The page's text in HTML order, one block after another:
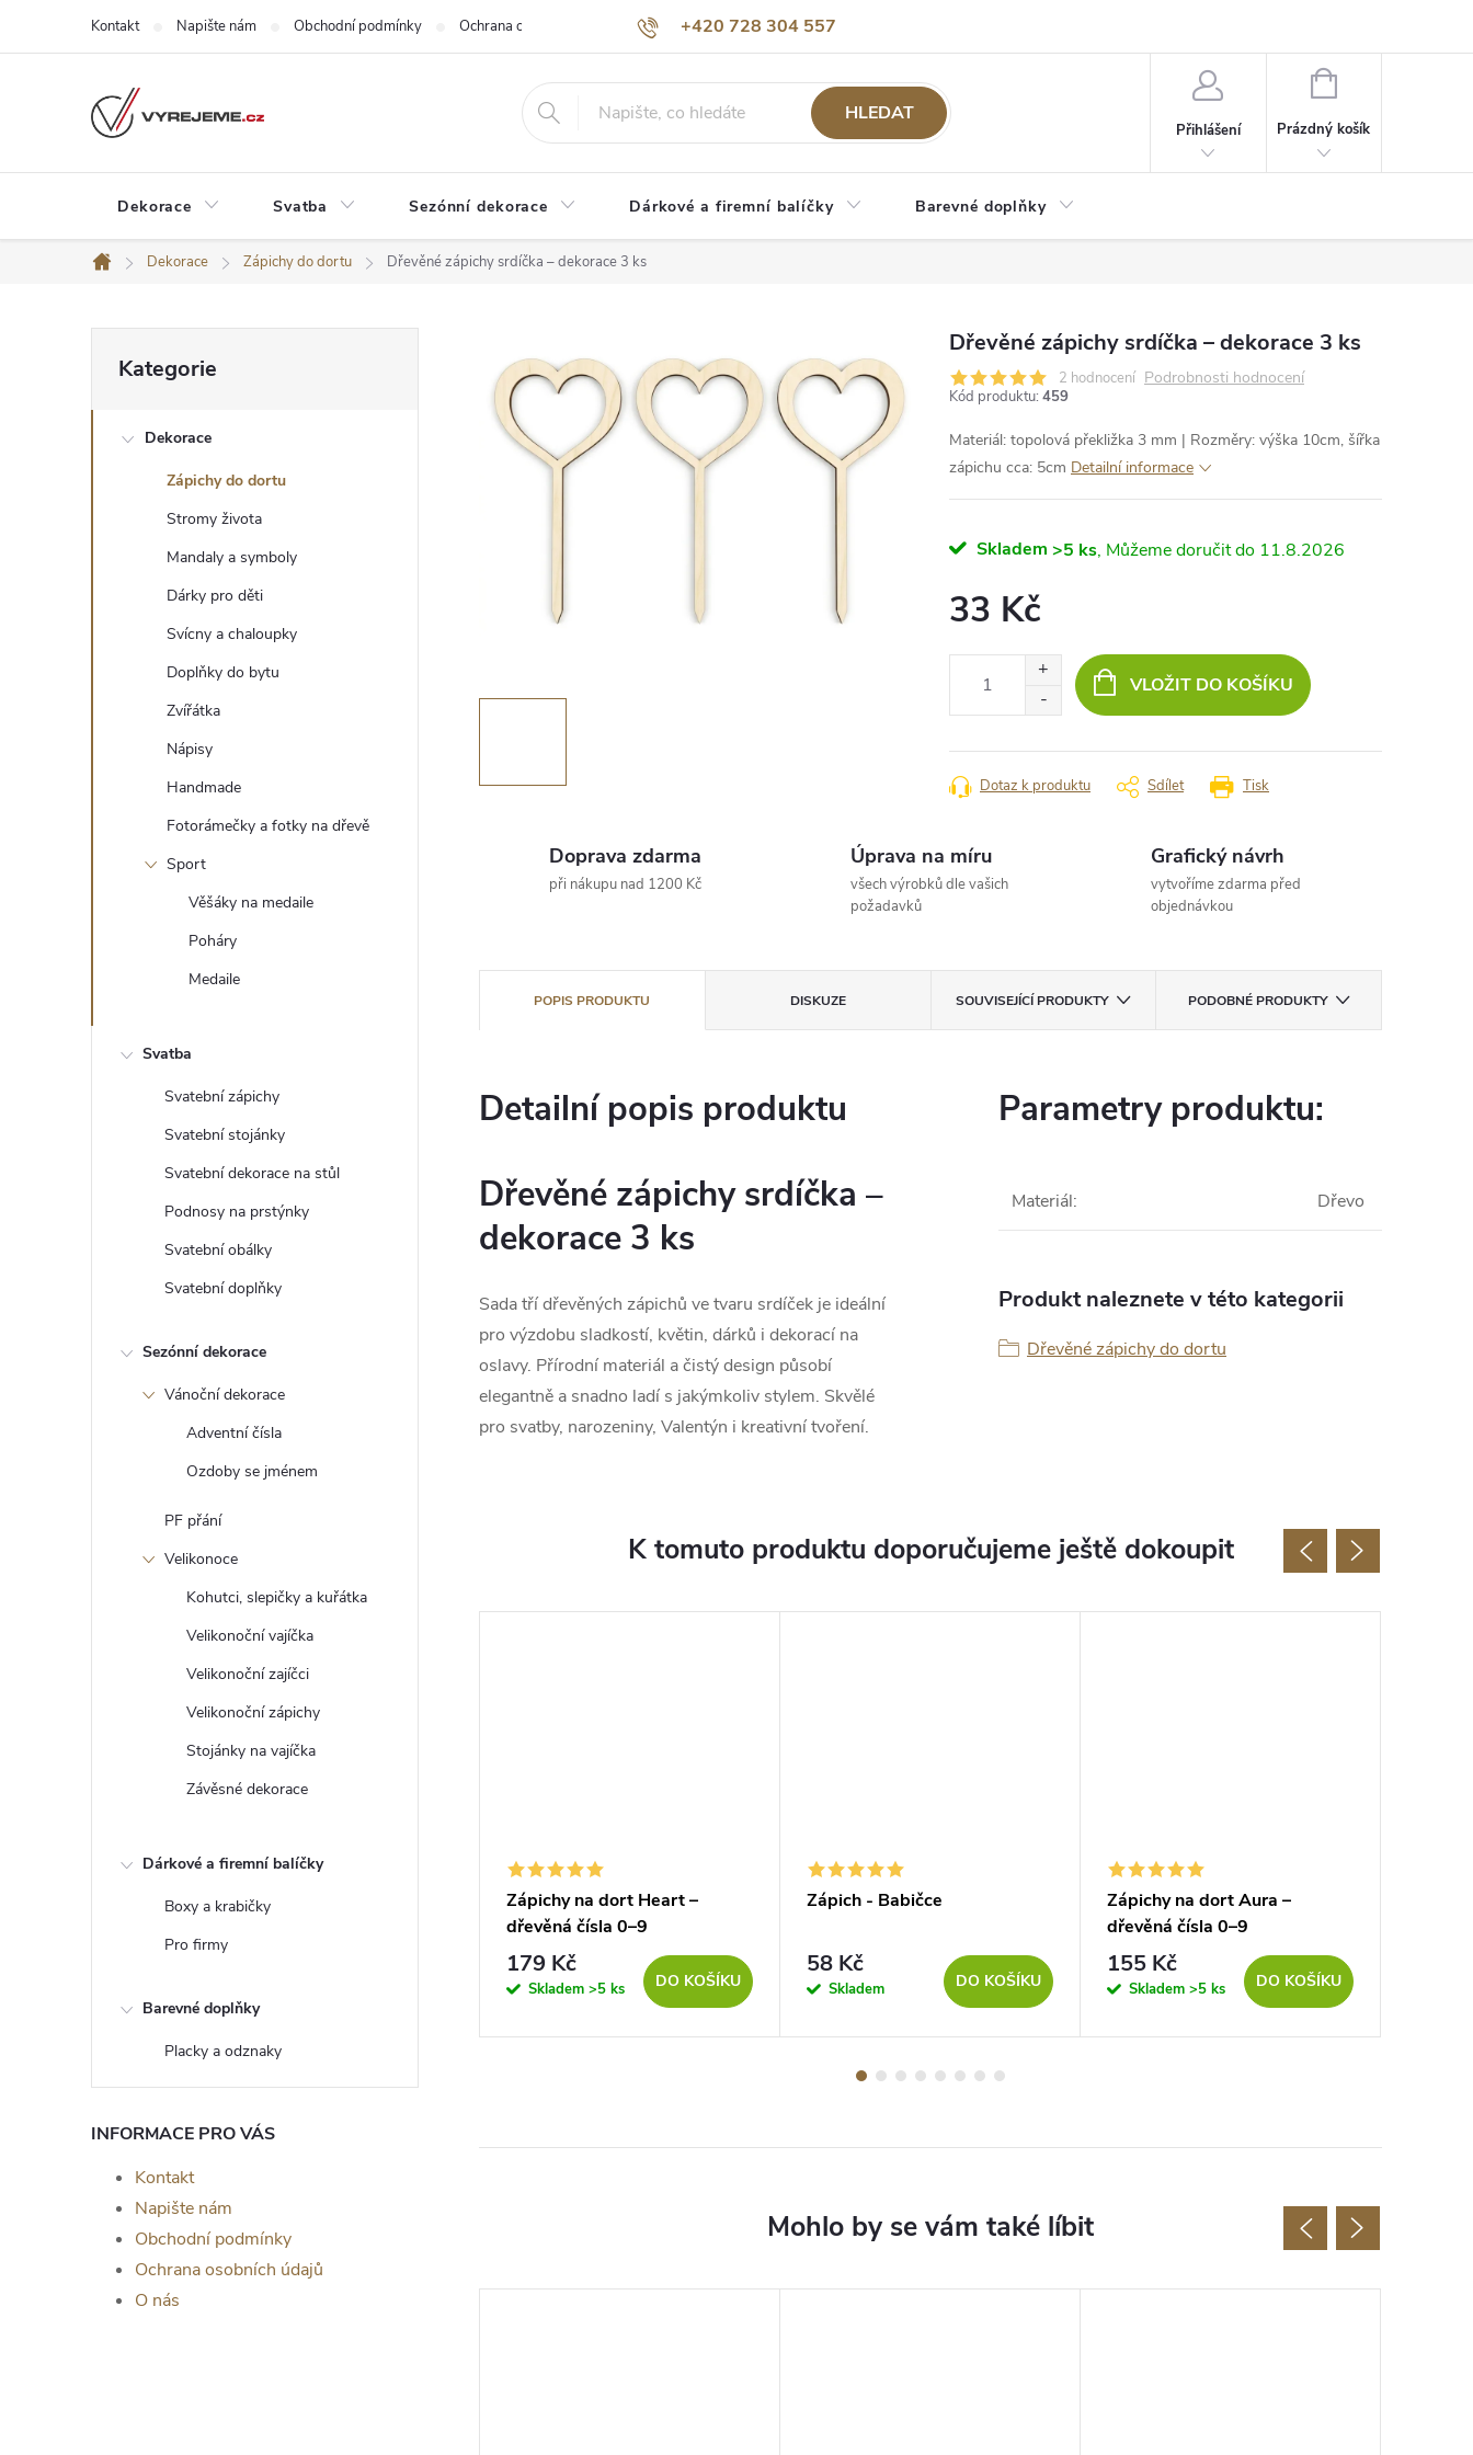
+420 728 304 557
Kontakt Napište nám Obchodní podmínky Ochrana osobních údajů O nás
HLEDAT
Přihlášení
NÁKUPNÍ
Prázdný košík
Dekorace Svatba Sezónní dekorace Dárkové a firemní balíčky Barevné doplňky
Domů
Dekorace Zápichy do dortu Dřevěné zápichy srdíčka – dekorace 3 ks
o
e
kategorie
Kategorie
Dekorace
Zápichy do dortu
Stromy života
Mandaly a symboly
Dárky pro děti
Svícny a chaloupky
Doplňky do bytu
Zvířátka
Nápisy
Handmade
Fotorámečky a fotky na dřevě
Sport
Věšáky na medaile
Poháry
Medaile
Svatba
Svatební zápichy
Svatební stojánky
Svatební dekorace na stůl
Podnosy na prstýnky
Svatební obálky
Svatební doplňky
Sezónní dekorace
Vánoční dekorace
Adventní čísla
Ozdoby se jménem
PF přání
Velikonoce
Kohutci, slepičky a kuřátka
Velikonoční vajíčka
Velikonoční zajíčci
Velikonoční zápichy
Stojánky na vajíčka
Závěsné dekorace
Dárkové a firemní balíčky
Boxy a krabičky
Pro firmy
Barevné doplňky
Placky a odznaky
INFORMACE PRO VÁS
Kontakt
Napište nám
Obchodní podmínky
Ochrana osobních údajů
O nás
Dřevěné zápichy srdíčka – dekorace 3 ks
2 hodnocení Podrobnosti hodnocení
Kód produktu: 459
Materiál: topolová překližka 3 mm | Rozměry: výška 10cm, šířka
zápichu cca: 5cm Detailní informace
Skladem >5 ks 11.8.2026
33 Kč
VLOŽIT DO KOŠÍKU
Tisk
Dotaz k produktu Sdílet
Doprava zdarma
při nákupu nad 1200 Kč
Úprava na míru
všech výrobků dle vašich
požadavků
Grafický návrh
vytvoříme zdarma před
objednávkou
POPIS PRODUKTU DISKUZE SOUVISEJÍCÍ PRODUKTY PODOBNÉ PRODUKTY
Detailní popis produktu
Dřevěné zápichy srdíčka –
dekorace 3 ks
Sada tří dřevěných zápichů ve tvaru srdíček je ideální
pro výzdobu sladkostí, květin, dárků i dekorací na
oslavy. Přírodní materiál a čistý design působí
elegantně a snadno ladí s jakýmkoliv stylem. Skvělé
pro svatby, narozeniny, Valentýn i kreativní tvoření.
Parametry produktu:
Materiál: Dřevo
Produkt naleznete v této kategorii
Dřevěné zápichy do dortu
K tomuto produktu doporučujeme ještě dokoupit
Zápich srdíčko - s vlastním
Zápichy na dort Heart –
dřevěná čísla 0–9
179 Kč
Skladem >5 ks DO KOŠÍKU
Zápich - Babičce
58 Kč
Skladem DO KOŠÍKU
Zápichy na dort Aura –
dřevěná čísla 0–9
155 Kč
Skladem >5 ks DO KOŠÍKU